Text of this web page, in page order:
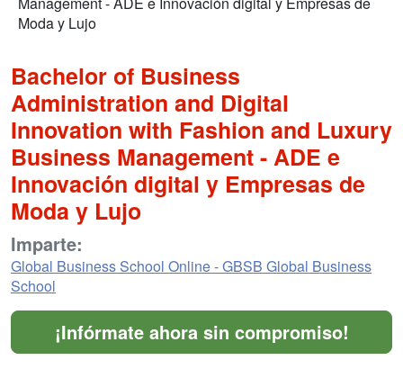
Moda y Lujo
Bachelor of Business
Administration and Digital
Innovation with Fashion and Luxury
Business Management - ADE e
Innovación digital y Empresas de
Moda y Lujo
Imparte:
Global Business School Online - GBSB Global Business
School
¡Infórmate ahora sin compromiso!